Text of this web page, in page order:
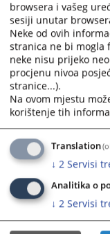
Weekly Court
browsera i vašeg
sesiji unutar
Neke od ovih
stranica ne bi mogla
neke nisu prijeko
procjenu nivoa
stranice...).
Na ovom mjestu
korištenje tih
Translation
↓ 2 Servisi
Analitika o
↓ 2 Servisi